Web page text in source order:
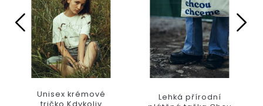
Unisex krémové
tričko Kdykoliv
Lehká přírodní